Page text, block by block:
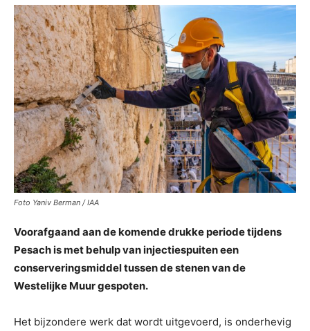
Foto Yaniv Berman / IAA
Voorafgaand aan de komende drukke periode tijdens
Pesach is met behulp van injectiespuiten een
conserveringsmiddel tussen de stenen van de
Westelijke Muur gespoten.
Het bijzondere werk dat wordt uitgevoerd, is onderhevig